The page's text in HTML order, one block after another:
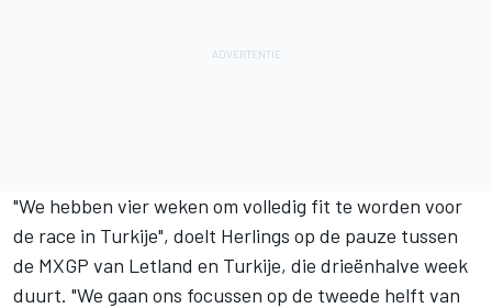
"We hebben vier weken om volledig fit te worden voor
de race in Turkije", doelt Herlings op de pauze tussen
de MXGP van Letland en Turkije, die drieënhalve week
duurt. "We gaan ons focussen op de tweede helft van